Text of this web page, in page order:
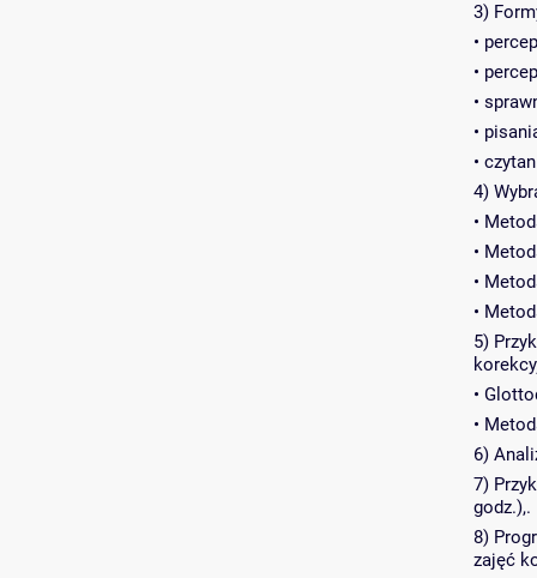
3)
•
•
•
•
•
4)
•
•
•
•
5)
•
•
6)
7)
godz.),.
8)
zajęć